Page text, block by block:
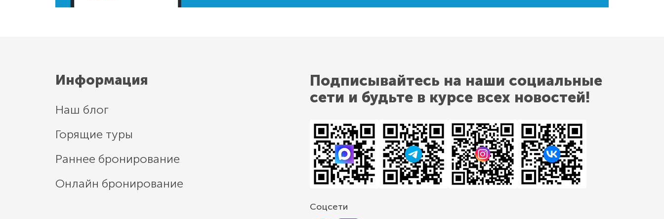
Информация
Наш блог
Горящие туры
Раннее бронирование
Онлайн бронирование
Подписывайтесь на наши социальные
сети и будьте в курсе всех новостей!
Соцсети